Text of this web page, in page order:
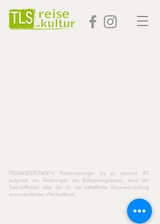
PREISÄNDERUNGEN: Preisänderungen bis zu maximal 8%
aufgrund von Änderungen der Beförderungskosten, etwa der
Treibstoffkosten oder der für die betreffende Reiseveranstaltung
anzuwendenden Wechselkurse.